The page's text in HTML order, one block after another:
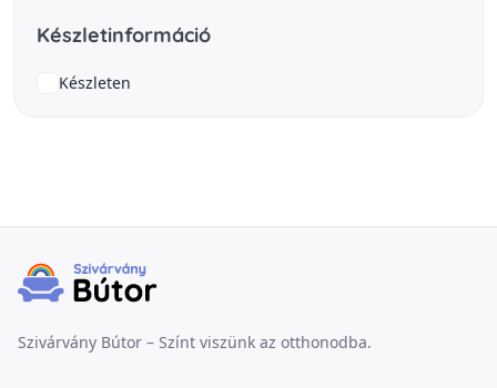
Készletinformáció
Készleten
Szivárvány Bútor – Színt viszünk az otthonodba.